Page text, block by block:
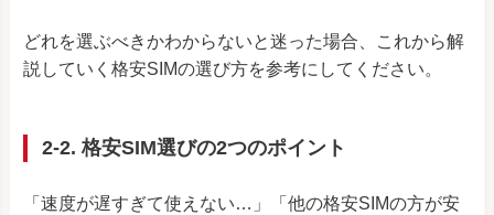
どれを選ぶべきかわからないと迷った場合、これから解
説していく格安SIMの選び方を参考にしてください。
2-2. 格安SIM選びの2つのポイント
「速度が遅すぎて使えない…」「他の格安SIMの方が安